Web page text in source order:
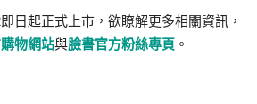
日起正式上市，欲瞭解更多相關資訊，
物網站與臉書官方粉絲專頁 。